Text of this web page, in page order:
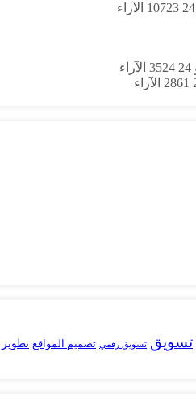
10723 الآراء
3524 الآراء
2861 الآراء
تسويق تسويق رقمي تصميم المواقع تطوير